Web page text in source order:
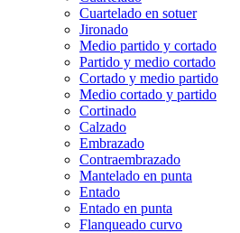
Cuartelado en sotuer
Jironado
Medio partido y cortado
Partido y medio cortado
Cortado y medio partido
Medio cortado y partido
Cortinado
Calzado
Embrazado
Contraembrazado
Mantelado en punta
Entado
Entado en punta
Flanqueado curvo